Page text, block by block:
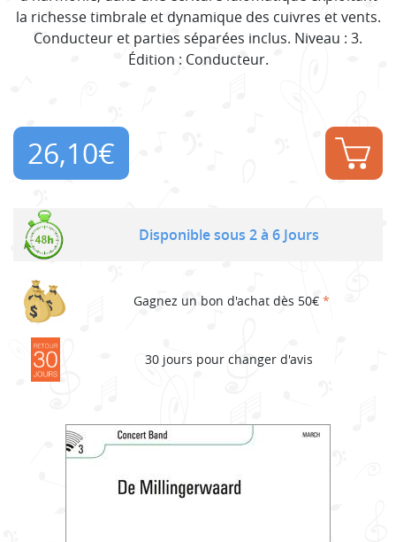
la richesse timbrale et dynamique des cuivres et vents.
Conducteur et parties séparées inclus. Niveau : 3.
Édition : Conducteur.
26,10€
Disponible sous 2 à 6 Jours
Gagnez un bon d'achat dès 50€ *
30 jours pour changer d'avis